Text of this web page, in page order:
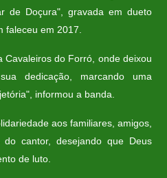
de Doçura", gravada em dueto
faleceu em 2017.
Cavaleiros do Forró, onde deixou
dedicação, marcando uma
informou a banda.
aos familiares, amigos,
cantor, desejando que Deus
de luto.